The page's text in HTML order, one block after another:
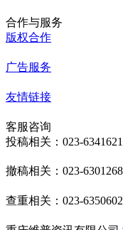
合作与服务
版权合作
广告服务
友情链接
客服咨询
投稿相关：023-
撤稿相关：023-
查重相关：023-